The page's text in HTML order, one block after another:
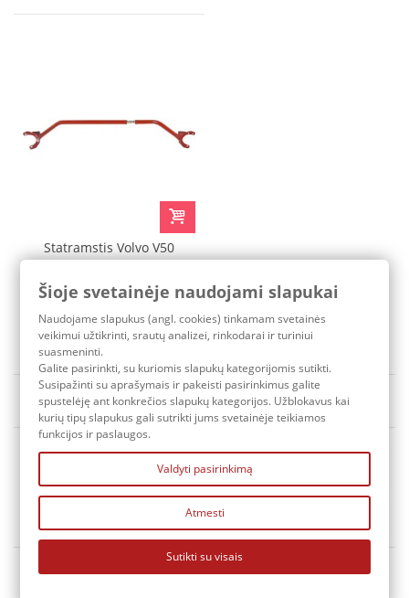
Statramstis Volvo V50
Pristatymo terminas: 3-7 d.d.
Rūšiuoti pagal
MANO PASKYRA
Šioje svetainėje naudojami slapukai
Naudojame slapukus (angl. cookies) tinkamam svetainės
veikimui užtikrinti, srautų analizei, rinkodarai ir turiniui
suasmeninti.
Galite pasirinkti, su kuriomis slapukų kategorijomis sutikti.
Susipažinti su aprašymais ir pakeisti pasirinkimus galite
spustelėję ant konkrečios slapukų kategorijos. Užblokavus kai
kurių tipų slapukus gali sutrikti jums svetainėje teikiamos
funkcijos ir paslaugos.
Valdyti pasirinkimą
Atmesti
Sutikti su visais